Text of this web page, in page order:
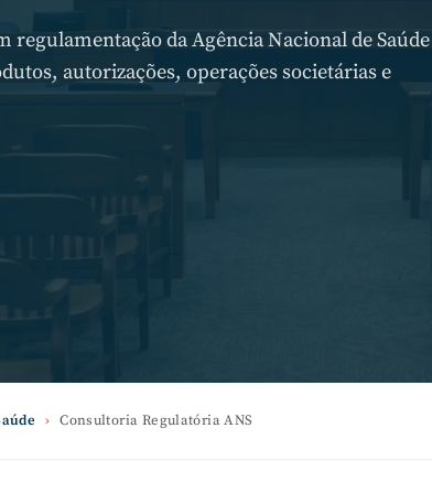
regulamentação da Agência Nacional de Saúde
autorizações, operações societárias e
› Consultoria Regulatória ANS